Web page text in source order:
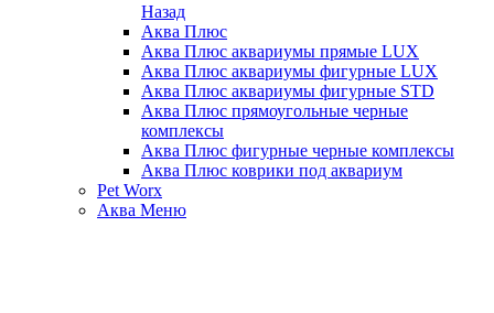
Назад
Аква Плюс
Аква Плюс аквариумы прямые LUX
Аква Плюс аквариумы фигурные LUX
Аква Плюс аквариумы фигурные STD
Аква Плюс прямоугольные черные
комплексы
Аква Плюс фигурные черные комплексы
Аква Плюс коврики под аквариум
Pet Worx
Аква Меню